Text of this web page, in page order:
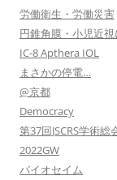
労働衛生・労働災害
円錐角膜・小児近
IC-8 Apthera IOL
まさかの停電…
@京都
Democracy
第37回JSCRS学術総
2022GW
バイオセイム